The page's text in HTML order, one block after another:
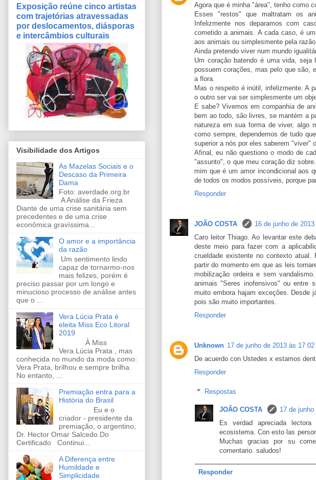
Agora que é minha "área", tenho como
Esses "restos" que maltratam os
Infelizmente nos deparamos com
cometido a animais. A cada caso, é
aos animais ou simplesmente pela
Ainda pretendo viver num mundo
Um coração batendo é uma vida, seja
possuem corações, mas pelo que são,
a flora.
Mas o respeito é inútil, infelizmente. A
o outro ser vai ser simplesmente um
E sabe? Vivemos em companhia de
bem ao todo, são livres, se mantém a
natureza em sua forma de viver, algo
como sempre, dependemos de tudo
superior a nós por eles saberem "viver"
Afinal, eu não questiono o modo de
"assunto", o que meu coração diz
mim que é um amor incondicional aos
de todos os modos possíveis, porque
Responder
JOÃO COSTA
16 de junho de
Caro leitor Thiago. Ao levantar este
deste meio para fazer com a
crueldade existente no contexto
partir do momento em que as leis
mobilização ordeira e sem
animais "Seres inofensivos" ou entre
muito embora hajam exceções. Desde
pois são muito importantes.
Responder
Unknown 17 de junho de 2013 às 17:02
De acuerdo con Ustedes x estamos
Responder
Respostas
JOÃO COSTA
17 de
Es verdad apreciada
ecosistema. Con esto las
Muchas gracias por su
comentario. saludos!
Responder
Exposição reúne cinco artistas
com trajetórias atravessadas
por deslocamentos, diásporas
e intercâmbios culturais
Visibilidade dos Artigos
As Mazelas Sociais e o
Descaso da Primeira
Dama
Foto: averdade.org.br
A Análise da Frieza
Diante de uma crise sanitária sem
precedentes e de uma crise
econômica gravíssima...
O amor e a importância
da razão
Um sentimento lindo
capaz de tornarmo-nos
mais felizes, porém é
preciso passar por um longo e
minucioso processo de análise antes
que o ...
Vera Lúcia Prata é
eleita Miss Eco Litoral
2019
À Miss
Vera Lúcia Prata , mas
conhecida no mundo da moda como:
Vera Prata, brilhou e sempre brilha.
No entanto, ...
Premiação entra para a
História do Brasil
Eu e o
criador - presidente da
premiação, o argentino,
Dr. Hector Omar Salcedo Do
Certificado Continui...
A Diferença entre
Humildade e
Simplicidade